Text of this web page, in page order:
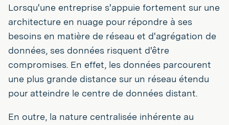
Lorsqu'une entreprise s'appuie fortement sur une
architecture en nuage pour répondre à ses
besoins en matière de réseau et d'agrégation de
données, ses données risquent d'être
compromises. En effet, les données parcourent
une plus grande distance sur un réseau étendu
pour atteindre le centre de données distant.
En outre, la nature centralisée inhérente au